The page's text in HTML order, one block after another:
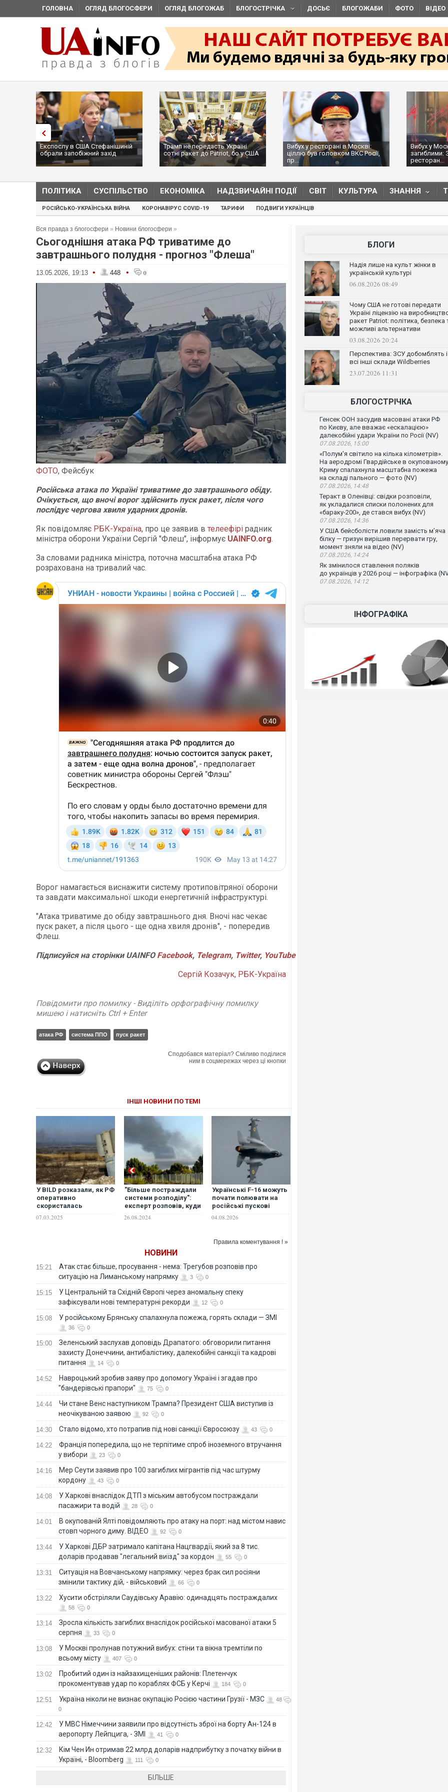
ГОЛОВНА ОГЛЯД БЛОГОСФЕРИ ОГЛЯД БЛОГОЖАБ БЛОГОСТРІЧКА ДОСЬЄ БЛОГОЖАБИ ФОТО ВІДЕО
Експослу в США Стефанішиній
обрали запобіжний захід
Трамп не передасть Україні
сотні ракет до Patriot, бо у США
...
Вибух у ресторані в Москві:
ціллю був головком ВКС Росії,
пр...
Вибух у
загиблими:
ресторан...
ПОЛІТИКА СУСПІЛЬСТВО ЕКОНОМІКА НАДЗВИЧАЙНІ ПОДІЇ СВІТ КУЛЬТУРА ЗНАННЯ
РОСІЙСЬКО-УКРАЇНСЬКА ВІЙНА КОРОНАВІРУС COVID-19 ТАРИФИ ПОДВИГИ УКРАЇНЦІВ
Вся правда з блогосфери » Новини блогосфери »
Сьогоднішня атака РФ триватиме до
завтрашнього полудня - прогноз "Флеша"
13.05.2026, 19:13 • 448 • 0
ФОТО, Фейсбук
Російська атака по Україні триватиме до завтрашнього обіду.
Очікується, що вночі ворог здійснить пуск ракет, після чого
послідує чергова хвиля ударних дронів.
Як повідомляє РБК-Україна, про це заявив в телеефірі радник
міністра оборони України Сергій "Флеш", інформує UAINFO.org.
За словами радника міністра, поточна масштабна атака РФ
розрахована на тривалий час.
Ворог намагається виснажити систему протиповітряної оборони
та завдати максимальної шкоди енергетичній інфраструктурі.
"Атака триватиме до обіду завтрашнього дня. Вночі нас чекає
пуск ракет, а після цього - ще одна хвиля дронів", - попередив
Флеш.
ПідписуйсянасторінкиUAINFO Facebook, Telegram, Twitter, YouTube
Сергій Козачук, РБК-Україна
Повідомити про помилку - Виділіть орфографічну помилку
мишею і натисніть Ctrl + Enter
атака РФ система ППО пуск ракет
Сподобався матеріал? Сміливо поділися
ним в соцмережах через ці кнопки
ІНШІ НОВИНИ ПО ТЕМІ
У BILD розказали, як РФ
оперативно
скористалась
раннього
07.03.2025
"Більше постраждали
системи розподілу":
експерт розповів, куди
можливі нові обстріли
26.08.2024
Українські F-16 можуть
почати полювати на
російські пускові
ракет, –
04.08.2026
Правила коментування ! »
НОВИНИ
15:21
Атак стає більше, просування - нема: Трегубов розповів про
ситуацію на Лиманському напрямку
3 0
15:15
У Центральній та Східній Європі через аномальну спеку
зафіксували нові температурні рекорди
12 0
15:08 У російському Брянську спалахнула пожежа, горять склади — ЗМІ
36 0
15:00
Зеленський заслухав доповідь Драпатого: обговорили питання
захисту Донеччини, антибалістику, далекобійні санкції та кадрові
питання
14 0
14:52
Навроцький зробив заяву про допомогу Україні і згадав про
"бандерівські прапори"
75 0
14:44
Чи стане Венс наступником Трампа? Президент США виступив із
неочікуваною заявою
92 0
14:30 Стало відомо, хто потрапив під нові санкції Євросоюзу 43 0
14:22
Франція попередила, що не терпітиме спроб іноземного втручання
у вибори
23 0
14:16
Мер Сеути заявив про 100 загиблих мігрантів під час штурму
кордону
43 0
14:08
У Харкові внаслідок ДТП з міським автобусом постраждали
пасажири та водій
28 0
14:01
В окупованій Ялті повідомляють про атаку на порт: над містом навис
стовп чорного диму. ВІДЕО
92 0
13:44
У Харкові ДБР затримало капітана Нацгвардії, який за 8 тис.
доларів продавав "легальний виїзд" за кордон
55 0
13:31
Ситуація на Вовчанському напрямку: через брак сил росіяни
змінили тактику дій, - військовий
66 0
13:22 Хусити обстріляли Саудівську Аравію: одинадцять постраждалих
58 0
13:14
Зросла кількість загиблих внаслідок російської масованої атаки 5
серпня
33 0
13:08
У Москві пролунав потужний вибух: стіни та вікна тремтіли по
всьому місту
407 0
13:02
Пробитий один із найзахищеніших районів: Плетенчук
прокоментував удар по кораблях ФСБ у Керчі
184 0
12:51 Україна ніколи не визнає окупацію Росією частини Грузії - МЗС
48
0
12:42
У МВС Німеччини заявили про відсутність зброї на борту Ан-124 в
аеропорту Лейпцига, - ЗМІ
41 0
12:32
Кім Чен Ин отримав 22 млрд доларів надприбутку з початку війни в
Україні, - Bloomberg
111 0
БІЛЬШЕ
БЛОГИ
Надія лише на культ жінки в
українській культурі
06.08.2026 08:49
Чому США не готові передати
Україні ліцензію на
ракет Patriot: політика, безпека
можливі альтернативи
03.08.2026 20:24
Перспектива: ЗСУ добомблять і
всі інші склади Wildberries
23.07.2026 11:31
БЛОГОСТРІЧКА
Генсек ООН засудив масовані атаки РФ
по Києву, але вважає «ескалацією»
далекобійні удари України по Росії (NV)
07.08.2026, 15:00
«Полум'я світило на кілька кілометрів».
На аеродромі Гвардійське в окупованому
Криму спалахнула масштабна пожежа
на складі пального — фото (NV)
07.08.2026, 14:48
Теракт в Оленівці: свідки розповіли,
як укладалися списки полонених для
«бараку-200», де стався вибух (NV)
07.08.2026, 14:36
У США бейсболісти ловили замість м’яча
білку — гризун вирішив перервати гру,
момент зняли на відео (NV)
07.08.2026, 14:24
Як змінилося ставлення поляків
до українців у 2026 році — інфографіка
07.08.2026, 14:12
ІНФОГРАФІКА